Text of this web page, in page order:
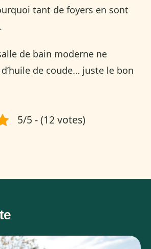
tant de foyers en sont
de bain moderne ne
de coude… juste le bon
5/5 - (12 votes)